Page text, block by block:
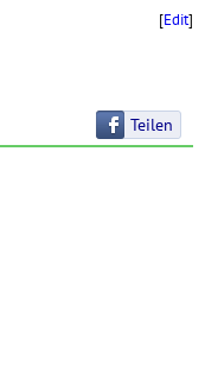
[Edit]
Teilen